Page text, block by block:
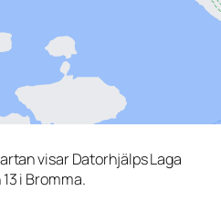
visar Datorhjälps Laga
i Bromma.